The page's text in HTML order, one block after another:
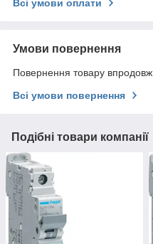
Всі умови оплати
Умови повернення
Повернення товару
Всі умови повернення
Подібні товари компанії